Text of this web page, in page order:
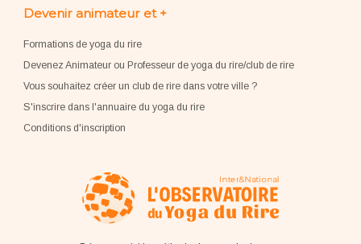
Devenir animateur et +
Formations de yoga du rire
Devenez Animateur ou Professeur de yoga du rire/club de rire
Vous souhaitez créer un club de rire dans votre ville ?
S'inscrire dans l'annuaire du yoga du rire
Conditions d'inscription